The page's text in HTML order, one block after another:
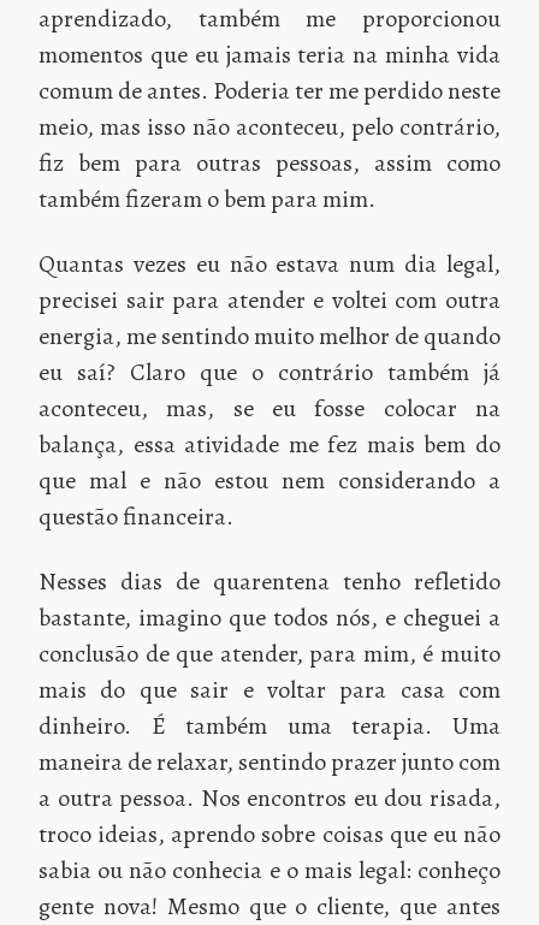
aprendizado, também me proporcionou
momentos que eu jamais teria na minha vida
comum de antes. Poderia ter me perdido neste
meio, mas isso não aconteceu, pelo contrário,
fiz bem para outras pessoas, assim como
também fizeram o bem para mim.
Quantas vezes eu não estava num dia legal,
precisei sair para atender e voltei com outra
energia, me sentindo muito melhor de quando
eu saí? Claro que o contrário também já
aconteceu, mas, se eu fosse colocar na
balança, essa atividade me fez mais bem do
que mal e não estou nem considerando a
questão financeira.
Nesses dias de quarentena tenho refletido
bastante, imagino que todos nós, e cheguei a
conclusão de que atender, para mim, é muito
mais do que sair e voltar para casa com
dinheiro. É também uma terapia. Uma
maneira de relaxar, sentindo prazer junto com
a outra pessoa. Nos encontros eu dou risada,
troco ideias, aprendo sobre coisas que eu não
sabia ou não conhecia e o mais legal: conheço
gente nova! Mesmo que o cliente, que antes